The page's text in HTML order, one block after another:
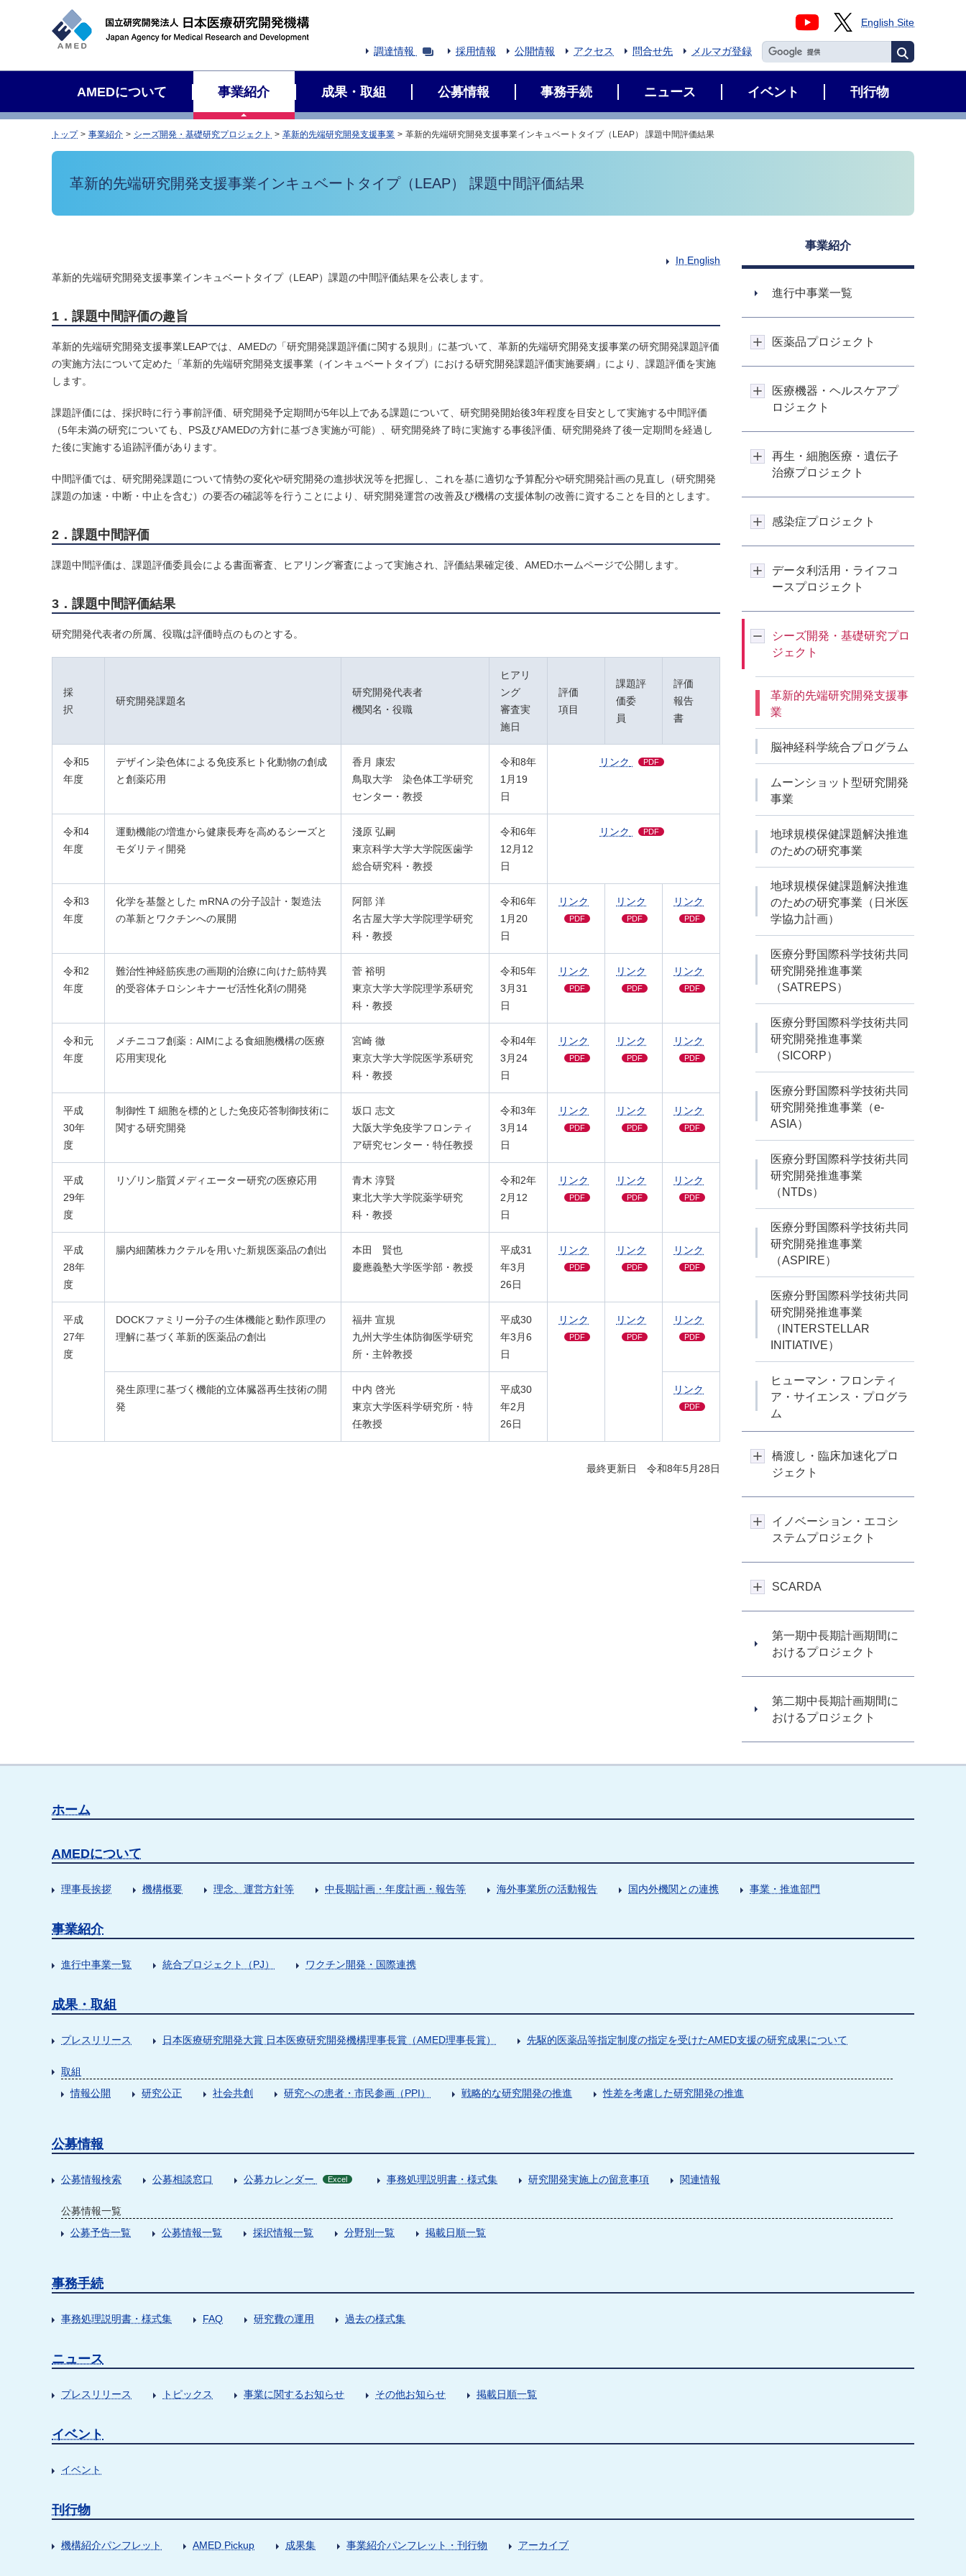
English Site
調達情報 採用情報 公開情報 アクセス 問合せ先 メルマガ登録
AMEDについて 事業紹介 成果・取組 公募情報 事務手続 ニュース イベント 刊行物
トップ 事業紹介 シーズ開発・基礎研究プロジェクト 革新的先端研究開発支援事業 革新的先端研究開発支援事業インキュベートタイプ（LEAP） 課題中間評価結果
革新的先端研究開発支援事業インキュベートタイプ（LEAP） 課題中間評価結果
In English
革新的先端研究開発支援事業インキュベートタイプ（LEAP）課題の中間評価結果を公表します。
1．課題中間評価の趣旨
革新的先端研究開発支援事業LEAPでは、AMEDの「研究開発課題評価に関する規則」に基づいて、革新的先端研究開発支援事業の研究開発課題評価
の実施方法について定めた「革新的先端研究開発支援事業（インキュベートタイプ）における研究開発課題評価実施要綱」により、課題評価を実施
します。
課題評価には、採択時に行う事前評価、研究開発予定期間が5年以上である課題について、研究開発開始後3年程度を目安として実施する中間評価
（5年未満の研究についても、PS及びAMEDの方針に基づき実施が可能）、研究開発終了時に実施する事後評価、研究開発終了後一定期間を経過し
た後に実施する追跡評価があります。
中間評価では、研究開発課題について情勢の変化や研究開発の進捗状況等を把握し、これを基に適切な予算配分や研究開発計画の見直し（研究開発
課題の加速・中断・中止を含む）の要否の確認等を行うことにより、研究開発運営の改善及び機構の支援体制の改善に資することを目的とします。
2．課題中間評価
課題中間評価は、課題評価委員会による書面審査、ヒアリング審査によって実施され、評価結果確定後、AMEDホームページで公開します。
3．課題中間評価結果
研究開発代表者の所属、役職は評価時点のものとする。
採
択
研究開発課題名
研究開発代表者
機関名・役職
ヒアリ
ング
審査実
施日
評価
項目
課題評
価委
員
評価
報告
書
令和5
年度
デザイン染色体による免疫系ヒト化動物の創成
と創薬応用
香月 康宏
鳥取大学 染色体工学研究
センター・教授
令和8年
1月19
日
リンク PDF
令和4
年度
運動機能の増進から健康長寿を高めるシーズと
モダリティ開発
淺原 弘嗣
東京科学大学大学院医歯学
総合研究科・教授
令和6年
12月12
日
リンク PDF
令和3
年度
化学を基盤とした mRNA の分子設計・製造法
の革新とワクチンへの展開
阿部 洋
名古屋大学大学院理学研究
科・教授
令和6年
1月20
日
リンク
PDF
リンク
PDF
リンク
PDF
令和2
年度
難治性神経筋疾患の画期的治療に向けた筋特異
的受容体チロシンキナーゼ活性化剤の開発
菅 裕明
東京大学大学院理学系研究
科・教授
令和5年
3月31
日
リンク
PDF
リンク
PDF
リンク
PDF
令和元
年度
メチニコフ創薬：AIMによる食細胞機構の医療
応用実現化
宮崎 徹
東京大学大学院医学系研究
科・教授
令和4年
3月24
日
リンク
PDF
リンク
PDF
リンク
PDF
平成
30年
度
制御性 T 細胞を標的とした免疫応答制御技術に
関する研究開発
坂口 志文
大阪大学免疫学フロンティ
ア研究センター・特任教授
令和3年
3月14
日
リンク
PDF
リンク
PDF
リンク
PDF
平成
29年
度
リゾリン脂質メディエーター研究の医療応用
青木 淳賢
東北大学大学院薬学研究
科・教授
令和2年
2月12
日
リンク
PDF
リンク
PDF
リンク
PDF
平成
28年
度
腸内細菌株カクテルを用いた新規医薬品の創出
本田 賢也
慶應義塾大学医学部・教授
平成31
年3月
26日
リンク
PDF
リンク
PDF
リンク
PDF
平成
27年
度
DOCKファミリー分子の生体機能と動作原理の
理解に基づく革新的医薬品の創出
福井 宣規
九州大学生体防御医学研究
所・主幹教授
平成30
年3月6
日
リンク
PDF
リンク
PDF
リンク
PDF
発生原理に基づく機能的立体臓器再生技術の開
発
中内 啓光
東京大学医科学研究所・特
任教授
平成30
年2月
26日
リンク
PDF
最終更新日 令和8年5月28日
事業紹介
進行中事業一覧
医薬品プロジェクト
医療機器・ヘルスケアプ
ロジェクト
再生・細胞医療・遺伝子
治療プロジェクト
感染症プロジェクト
データ利活用・ライフコ
ースプロジェクト
シーズ開発・基礎研究プロ
ジェクト
革新的先端研究開発支援事
業
脳神経科学統合プログラム
ムーンショット型研究開発
事業
地球規模保健課題解決推進
のための研究事業
地球規模保健課題解決推進
のための研究事業（日米医
学協力計画）
医療分野国際科学技術共同
研究開発推進事業
（SATREPS）
医療分野国際科学技術共同
研究開発推進事業
（SICORP）
医療分野国際科学技術共同
研究開発推進事業（e-
ASIA）
医療分野国際科学技術共同
研究開発推進事業
（NTDs）
医療分野国際科学技術共同
研究開発推進事業
（ASPIRE）
医療分野国際科学技術共同
研究開発推進事業
（INTERSTELLAR
INITIATIVE）
ヒューマン・フロンティ
ア・サイエンス・プログラ
ム
橋渡し・臨床加速化プロ
ジェクト
イノベーション・エコシ
ステムプロジェクト
SCARDA
第一期中長期計画期間に
おけるプロジェクト
第二期中長期計画期間に
おけるプロジェクト
ホーム
AMEDについて
理事長挨拶 機構概要 理念、運営方針等 中長期計画・年度計画・報告等 海外事業所の活動報告 国内外機関との連携 事業・推進部門
事業紹介
進行中事業一覧 統合プロジェクト（PJ） ワクチン開発・国際連携
成果・取組
プレスリリース 日本医療研究開発大賞 日本医療研究開発機構理事長賞（AMED理事長賞） 先駆的医薬品等指定制度の指定を受けたAMED支援の研究成果について
取組
情報公開
研究公正 社会共創 研究への患者・市民参画（PPI） 戦略的な研究開発の推進 性差を考慮した研究開発の推進
公募情報
公募情報検索 公募相談窓口 公募カレンダー Excel 事務処理説明書・様式集 研究開発実施上の留意事項 関連情報
公募情報一覧
公募予告一覧
公募情報一覧 採択情報一覧 分野別一覧 掲載日順一覧
事務手続
事務処理説明書・様式集 FAQ 研究費の運用 過去の様式集
ニュース
プレスリリース トピックス 事業に関するお知らせ その他お知らせ 掲載日順一覧
イベント
イベント
刊行物
機構紹介パンフレット AMED Pickup 成果集 事業紹介パンフレット・刊行物 アーカイブ